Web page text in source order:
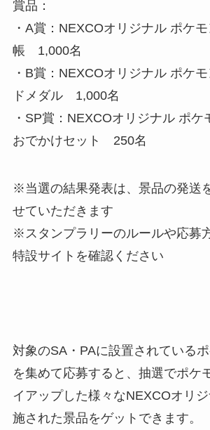
賞品：
・A賞：NEXCOオリジナル ポケ
帳 1,000名
・B賞：NEXCOオリジナル ポケ
ドメダル 1,000名
・SP賞：NEXCOオリジナル ポケ
おでかけセット 250名
※当選の結果発表は、景品の発送
せていただきます
※スタンプラリーのルールや応募
特設サイトを確認ください
対象のSA・PAに設置されている
を集めて応募すると、抽選でポケ
イアップした様々なNEXCOオリ
施された景品をゲットできます。